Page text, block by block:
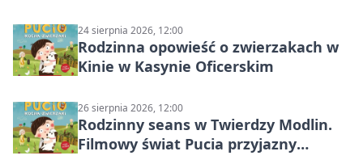
24 sierpnia 2026, 12:00
Rodzinna opowieść o zwierzakach w
Kinie w Kasynie Oficerskim
26 sierpnia 2026, 12:00
Rodzinny seans w Twierdzy Modlin.
Filmowy świat Pucia przyjazny